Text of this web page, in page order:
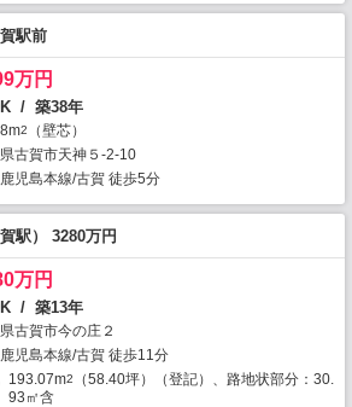
駅前
万円
/ 築38年
2
（壁芯）
古賀市天神５-2-10
鹿児島本線/古賀 徒歩5分
駅） 3280万円
万円
/ 築13年
古賀市今の庄２
鹿児島本線/古賀 徒歩11分
193.07m2
（58.40坪）（登記）、路地状部分：30.
93㎡含